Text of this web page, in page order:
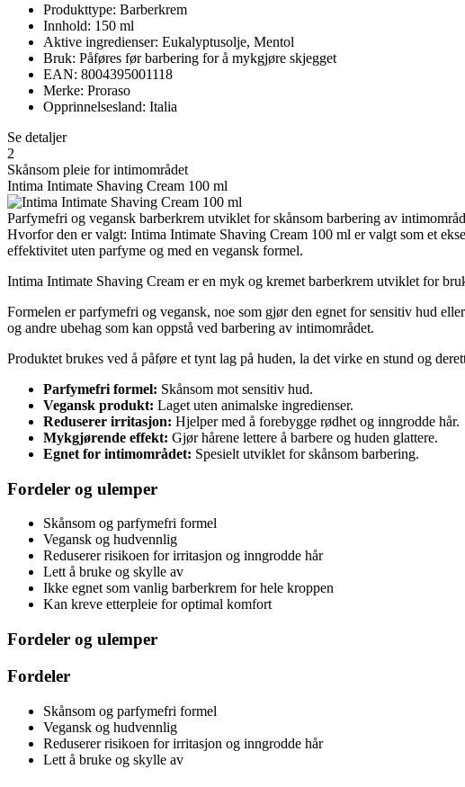
Produkttype: Barberkrem
Innhold: 150 ml
Aktive ingredienser: Eukalyptusolje, Mentol
Bruk: Påføres før barbering for å mykgjøre skjegget
EAN: 8004395001118
Merke: Proraso
Opprinnelsesland: Italia
Se detaljer
2
Skånsom pleie for intimområdet
Intima Intimate Shaving Cream 100 ml
Parfymefri og vegansk barberkrem utviklet for skånsom barbering av
Hvorfor den er valgt: Intima Intimate Shaving Cream 100 ml er valgt som et
effektivitet uten parfyme og med en vegansk formel.
Intima Intimate Shaving Cream er en myk og kremet barberkrem utviklet for
Formelen er parfymefri og vegansk, noe som gjør den egnet for sensitiv hud
og andre ubehag som kan oppstå ved barbering av intimområdet.
Produktet brukes ved å påføre et tynt lag på huden, la det virke en stund og
Parfymefri formel: Skånsom mot sensitiv hud.
Vegansk produkt: Laget uten animalske ingredienser.
Reduserer irritasjon: Hjelper med å forebygge rødhet og inngrodde hår.
Mykgjørende effekt: Gjør hårene lettere å barbere og huden glattere.
Egnet for intimområdet: Spesielt utviklet for skånsom barbering.
Fordeler og ulemper
Skånsom og parfymefri formel
Vegansk og hudvennlig
Reduserer risikoen for irritasjon og inngrodde hår
Lett å bruke og skylle av
Ikke egnet som vanlig barberkrem for hele kroppen
Kan kreve etterpleie for optimal komfort
Fordeler og ulemper
Fordeler
Skånsom og parfymefri formel
Vegansk og hudvennlig
Reduserer risikoen for irritasjon og inngrodde hår
Lett å bruke og skylle av